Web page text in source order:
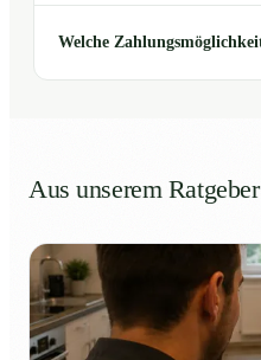
Welche
Aus unserem Ratgeber